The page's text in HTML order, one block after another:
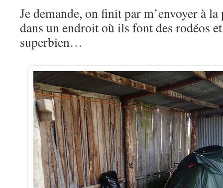
Je demande, on finit par m’envoyer à
dans un endroit où ils font des rodéos
superbien…